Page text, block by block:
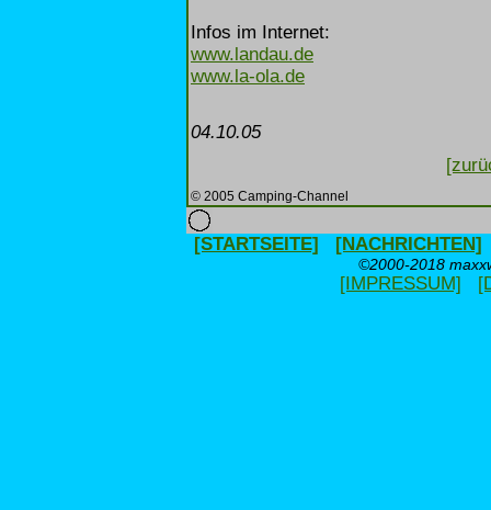
Infos im Internet:
www.landau.de
www.la-ola.de
04.10.05
© 2005 Camping-Channel
[STARTSEITE] [NACHRICHTEN]
©2000-2018
[IMPRESSUM]